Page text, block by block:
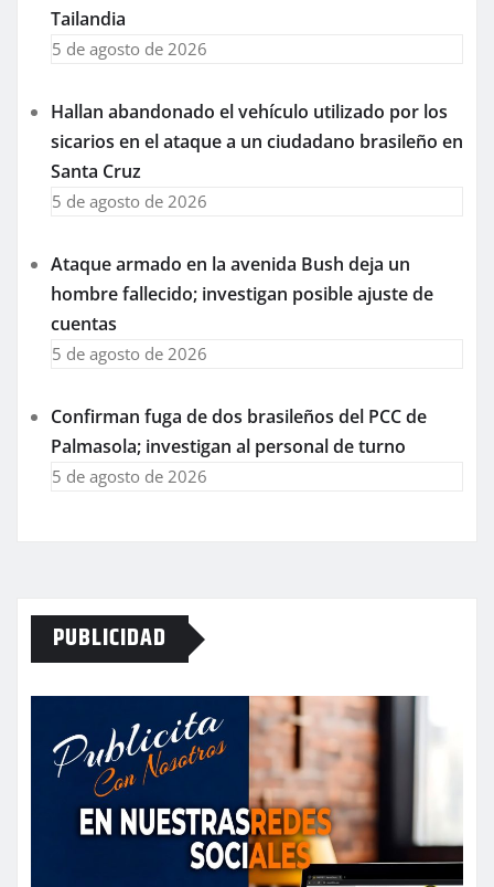
Tailandia
5 de agosto de 2026
Hallan abandonado el vehículo utilizado por los
sicarios en el ataque a un ciudadano brasileño en
Santa Cruz
5 de agosto de 2026
Ataque armado en la avenida Bush deja un
hombre fallecido; investigan posible ajuste de
cuentas
5 de agosto de 2026
Confirman fuga de dos brasileños del PCC de
Palmasola; investigan al personal de turno
5 de agosto de 2026
PUBLICIDAD